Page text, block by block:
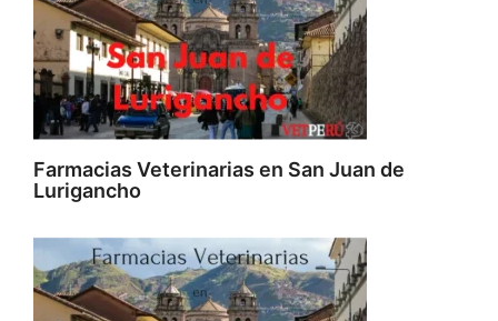
Farmacias Veterinarias en San Juan de
Lurigancho